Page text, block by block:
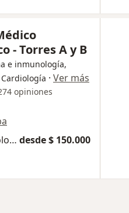
- Torres A y B
e inmunología,
· Ver más
opiniones
Visita Ortopedia y Traumatología desde $ 150.000